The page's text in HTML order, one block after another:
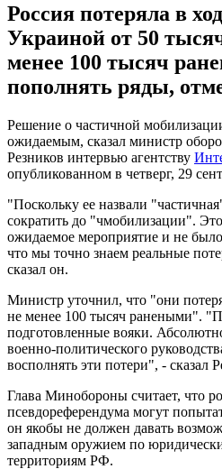
Россия потеряла в
Украиной от 50
менее 100 тысяч
пополнять ряды,
Решение о частичной
ожидаемым, сказал министр
Резников интервью агентству
опубликованном в четверг, 29
"Поскольку ее назвали
сократить до "чмобилизации".
ожидаемое мероприятие и не
что мы точно знаем реальные
сказал он.
Министр уточнил, что "они
не менее 100 тысяч ранеными".
подготовленные вояки.
военно-политического
восполнять эти потери", - сказал
Глава Минобороны считает, что
псевдореферендума могут
он якобы не должен давать
западным оружием по
территориям РФ.